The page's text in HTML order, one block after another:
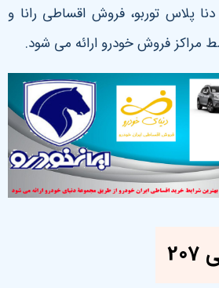
پلاس توربو، فروش اقساطی رانا و
مراکز فروش خودرو ارائه می شود.